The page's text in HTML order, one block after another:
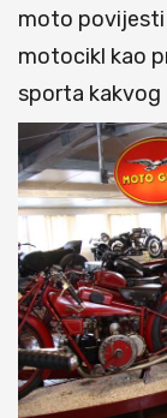
moto povijesti
motocikl kao
sporta kakvog